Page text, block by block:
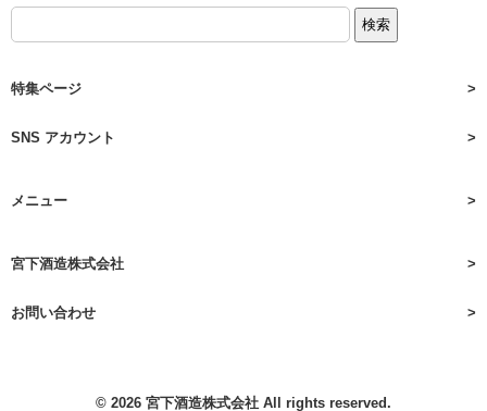
特集ページ
SNS アカウント
メニュー
宮下酒造株式会社
お問い合わせ
© 2026 宮下酒造株式会社 All rights reserved.